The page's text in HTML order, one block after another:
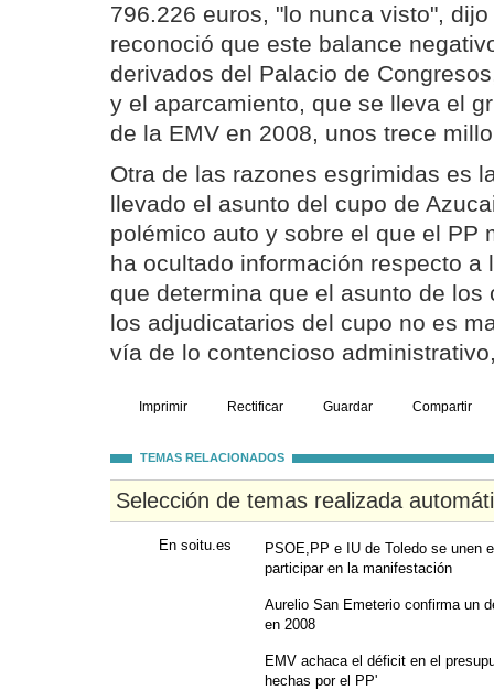
796.226 euros, "lo nunca visto",
reconoció que este balance
derivados del Palacio de
y el aparcamiento, que se lleva el
de la EMV en 2008, unos trece
Otra de las razones esgrimidas es
llevado el asunto del cupo de
polémico auto y sobre el que el PP
ha ocultado información respecto a
que determina que el asunto de los
los adjudicatarios del cupo no es
vía de lo contencioso
Imprimir Rectificar Guardar Compartir
TEMAS RELACIONADOS
Selección de temas realizada
En soitu.es
PSOE,PP e IU de Toledo se unen
participar en la manifestación
Aurelio San Emeterio confirma un
en 2008
EMV achaca el déficit en el
hechas por el PP'